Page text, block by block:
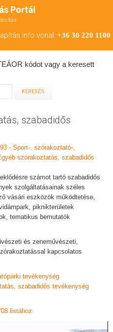
Portál
info vonal: +36 30 220 1100
kódot vagy a keresett
szabadidős
93 - Sport-, szórakoztató-,
szórakoztatás, szabadidős
számot tartó szabadidős
szolgáltatásainak széles
vásári eszközök működtetése,
piknikterületek
tematikus bemutatók
és zeneművészeti,
kapcsolatos
tevékenység
szabadidős tevékenység
listához